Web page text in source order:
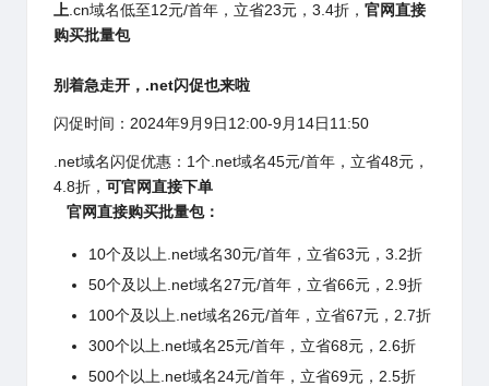
上 .cn域名低至12元/首年，立省23元，3.4折， 官网直接
购买批量包
别着急走开，.net闪促也来啦
闪促时间：2024年9月9日12:00-9月14日11:50
.net域名闪促优惠：1个.net域名45元/首年，立省48元，
4.8折， 可官网直接下单
官网直接购买批量包：
10个及以上.net域名30元/首年，立省63元，3.2折
50个及以上.net域名27元/首年，立省66元，2.9折
100个及以上.net域名26元/首年，立省67元，2.7折
300个以上.net域名25元/首年，立省68元，2.6折
500个以上.net域名24元/首年，立省69元，2.5折